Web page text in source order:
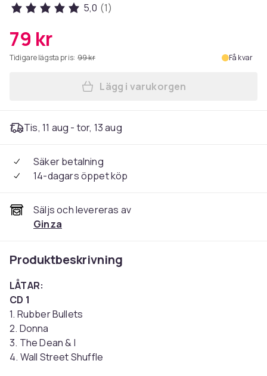
5,0 (1)
79 kr
Tidigare lägsta pris: 99 kr Få kvar
Lägg till 10 CC: The things
Lägg i varukorgen
Tis, 11 aug - tor, 13 aug
Säker betalning
14-dagars öppet köp
Säljs och levereras av
Ginza
Produktbeskrivning
LÅTAR:
CD 1
1. Rubber Bullets
2. Donna
3. The Dean & I
4. Wall Street Shuffle